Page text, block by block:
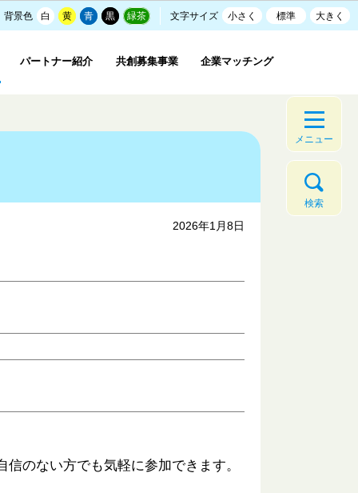
背景色 白 黄 青 黒 緑茶 文字サイズ 小さく 標準 大きく
パートナー紹介 共創募集事業 企業マッチング
メニュー
検索
2026年1月8日
のない方でも気軽に参加できます。